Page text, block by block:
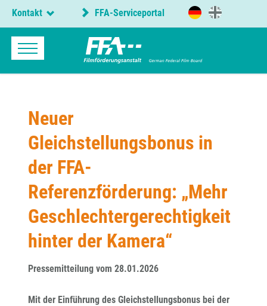
Kontakt FFA-Serviceportal
Neuer
Gleichstellungsbonus in
der FFA-
Referenzförderung: „Mehr
Geschlechtergerechtigkeit
hinter der Kamera“
Pressemitteilung vom 28.01.2026
Mit der Einführung des Gleichstellungsbonus bei der